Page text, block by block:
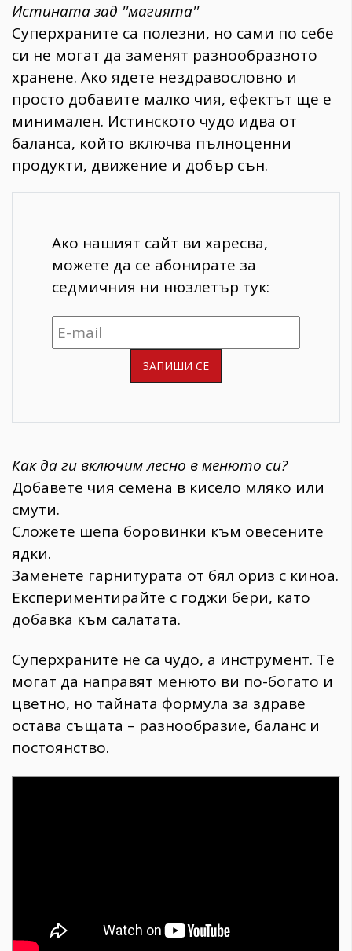
Истината зад ''магията''
Суперхраните са полезни, но сами по себе
си не могат да заменят разнообразното
хранене. Ако ядете нездравословно и
просто добавите малко чия, ефектът ще е
минимален. Истинското чудо идва от
баланса, който включва пълноценни
продукти, движение и добър сън.
Ако нашият сайт ви харесва,
можете да се абонирате за
седмичния ни нюзлетър тук:
Как да ги включим лесно в менюто си?
Добавете чия семена в кисело мляко или
смути.
Сложете шепа боровинки към овесените
ядки.
Заменете гарнитурата от бял ориз с киноа.
Експериментирайте с годжи бери, като
добавка към салатата.
Суперхраните не са чудо, а инструмент. Те
могат да направят менюто ви по-богато и
цветно, но тайната формула за здраве
остава същата – разнообразие, баланс и
постоянство.